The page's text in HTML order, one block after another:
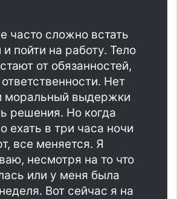
часто сложно встать
и пойти на работу. Тело
от обязанностей,
Нет
моральный выдержки
решения. Но когда
ехать в три часа ночи
все меняется. Я
несмотря на то что
или у меня была
Вот сейчас я на